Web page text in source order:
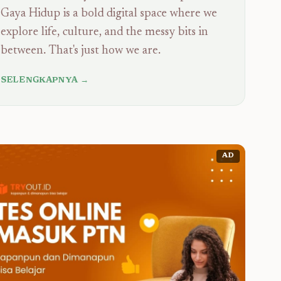
Gaya Hidup is a bold digital space where we
explore life, culture, and the messy bits in
between. That's just how we are.
SELENGKAPNYA →
AD